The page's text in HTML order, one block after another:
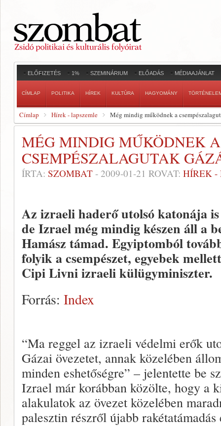
ELŐFIZETÉS 1% SZEMINÁRIUM ELŐADÁS MÉDIAAJÁNLAT
CÍMLAP POLITIKA HÍREK KULTÚRA HAGYOMÁNY
Címlap Hírek - lapszemle Még mindig működnek a
MÉG MINDIG MŰKÖDNEK A
CSEMPÉSZALAGUTAK
ÍRTA: SZOMBAT - 2009-01-21 ROVAT: HÍREK -
Az izraeli haderő utolsó katonája
de Izrael még mindig készen áll a
Hamász támad. Egyiptomból
folyik a csempészet, egyebek
Cipi Livni izraeli külügyminiszter.
Forrás: Index
“Ma reggel az izraeli védelmi erők
Gázai övezetet, annak közelében
minden eshetőségre” – jelentette be
Izrael már korábban közölte, hogy a
alakulatok az övezet közelében
palesztin részről újabb